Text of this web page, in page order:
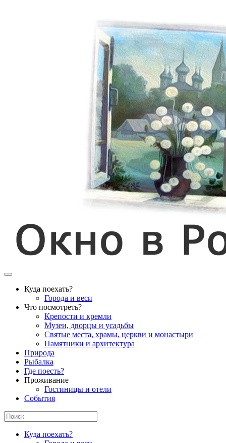
Куда поехать?
Города и веси
Что посмотреть?
Крепости и кремли
Музеи, дворцы и усадьбы
Святые места, храмы, церкви и монастыри
Памятники и архитектура
Природа
Рыбалка
Где поесть?
Проживание
Гостиницы и отели
События
Куда поехать?